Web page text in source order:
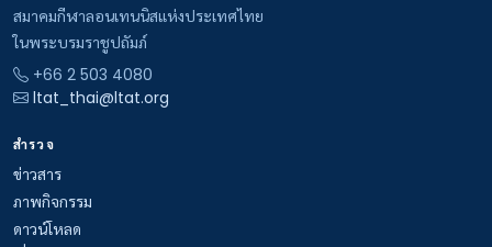
สมาคมกีฬาลอนเทนนิสแห่งประเทศไทย
ในพระบรมราชูปถัมภ์
+66 2 503 4080
ltat_thai@ltat.org
สำรวจ
ข่าวสาร
ภาพกิจกรรม
ดาวน์โหลด